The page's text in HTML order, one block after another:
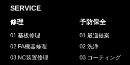
環境への取り組み
お問い合わせ 発送先
SERVICE
修理
01 基板修理
02 FA機器修理
03 NC装置修理
予防保全
01 最適提案
02 洗浄
03 コーティング